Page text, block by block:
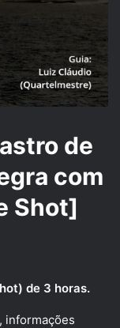
de
com
Shot]
de 3 horas.
informações